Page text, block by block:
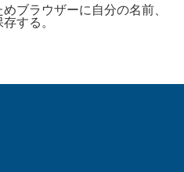
ブラウザーに自分の名前、
する。